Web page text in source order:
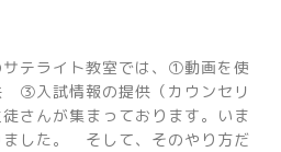
テライト教室では、①動画を使
入試情報の提供（カウンセリ
さんが集まっております。いま
ました。 そして、そのやり方だ